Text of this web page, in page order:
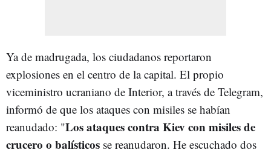
Ya de madrugada, los ciudadanos reportaron
explosiones en el centro de la capital. El propio
viceministro ucraniano de Interior, a través de Telegram,
informó de que los ataques con misiles se habían
reanudado: "Los ataques contra Kiev con misiles de
crucero o balísticos se reanudaron. He escuchado dos